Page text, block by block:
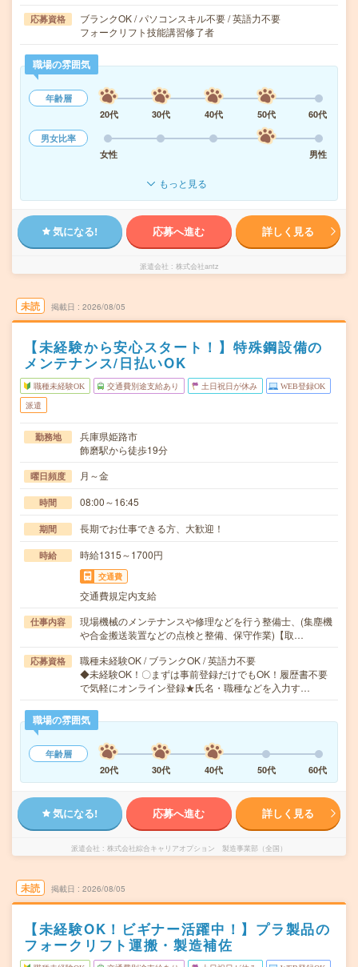
応募資格
ブランクOK / パソコンスキル不要 / 英語力不要
フォークリフト技能講習修了者
職場の雰囲気
年齢層
20代
30代 40代 50代
60代
男女比率
女性
男性
もっと見る
気になる! 応募へ進む 詳しく見る
派遣会社 株式会社antz
未読 掲載日 2026/08/05
【未経験から安心スタート！】特殊鋼設備の
メンテナンス/日払いOK
職種未経験OK 交通費別途支給あり 土日祝日が休み WEB登録OK
派遣
勤務地
兵庫県姫路市
飾磨駅から徒歩19分
曜日頻度 月～金
時間 08:00～16:45
期間 長期でお仕事できる方、大歓迎！
時給 時給1315～1700円
交通費
交通費規定内支給
仕事内容
現場機械のメンテナンスや修理などを行う整備士、(集塵機
や合金搬送装置などの点検と整備、保守作業)【取…
応募資格
職種未経験OK / ブランクOK / 英語力不要
◆未経験OK！〇まずは事前登録だけでもOK！履歴書不要
で気軽にオンライン登録★氏名・職種などを入力す…
職場の雰囲気
年齢層
20代
30代 40代 50代 60代
気になる! 応募へ進む 詳しく見る
派遣会社 株式会社綜合キャリアオプション 製造事業部（全国）
未読 掲載日 2026/08/05
【未経験OK！ビギナー活躍中！】プラ製品の
フォークリフト運搬・製造補佐